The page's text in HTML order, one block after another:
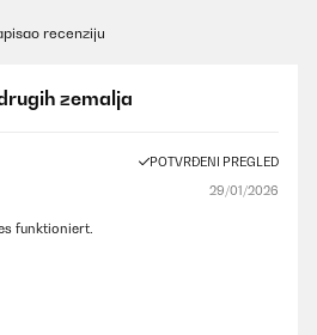
recenziju
zemalja
POTVRĐENI PREGLED
29/01/2026
funktioniert.